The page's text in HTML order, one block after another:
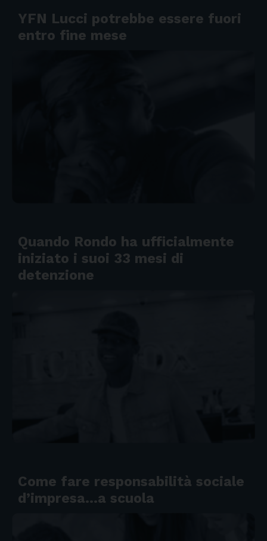
YFN Lucci potrebbe essere fuori
entro fine mese
Quando Rondo ha ufficialmente
iniziato i suoi 33 mesi di
detenzione
Come fare responsabilità sociale
d’impresa…a scuola